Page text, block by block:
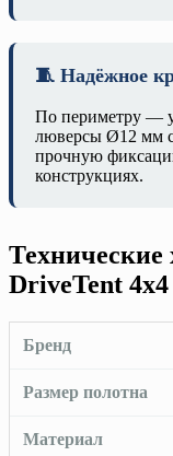
🧵 Надёжное
По периметру —
люверсы Ø12 мм
прочную
конструкциях.
Технические
DriveTent
Бренд
Размер полотна
Материал